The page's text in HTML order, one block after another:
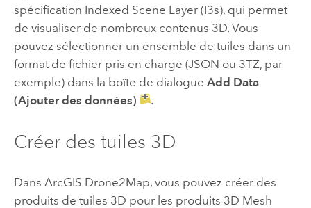
spécification Indexed Scene Layer (I3s), qui permet
de visualiser de nombreux contenus 3D. Vous
pouvez sélectionner un ensemble de tuiles dans un
format de fichier pris en charge (JSON ou 3TZ, par
exemple) dans la boîte de dialogue Add Data
(Ajouter des données)
.
Créer des tuiles 3D
Dans ArcGIS Drone2Map, vous pouvez créer des
produits de tuiles 3D pour les produits 3D Mesh